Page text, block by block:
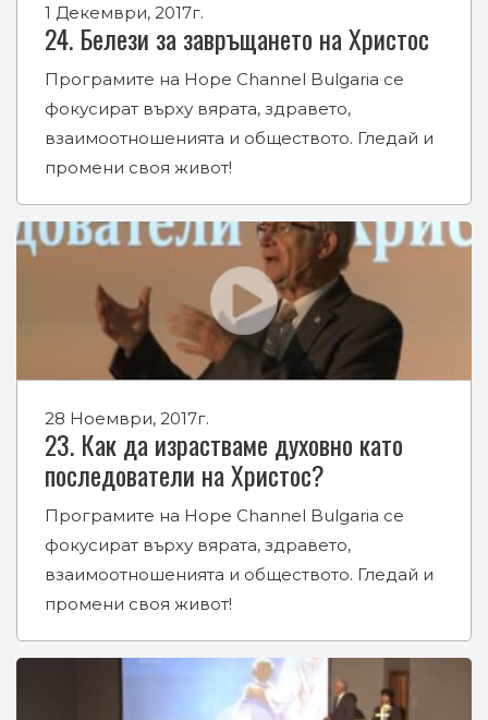
1 Декември, 2017г.
24. Белези за завръщането на Христос
Програмите на Hope Channel Bulgaria се
фокусират върху вярата, здравето,
взаимоотношенията и обществото. Гледай и
промени своя живот!
28 Ноември, 2017г.
23. Как да израстваме духовно като
последователи на Христос?
Програмите на Hope Channel Bulgaria се
фокусират върху вярата, здравето,
взаимоотношенията и обществото. Гледай и
промени своя живот!